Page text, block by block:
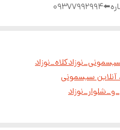
کلاه_نوزاد
آنلاین سیسمونی